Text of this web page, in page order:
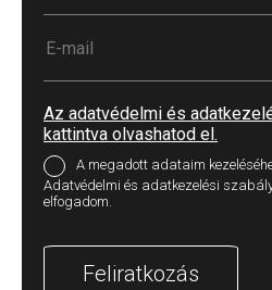
Az adatvédelmi és
kattintva olvashatod el.
A megadott adataim
Adatvédelmi és adatkezelési szabályzatban
elfogadom.
Feliratkozás